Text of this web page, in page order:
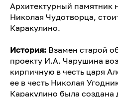
Архитектурный памятник
Николая Чудотворца,
Каракулино.
История: Взамен старой
проекту И.А. Чарушина
кирпичную в честь царя
ее в честь Николая
Каракулино была создана